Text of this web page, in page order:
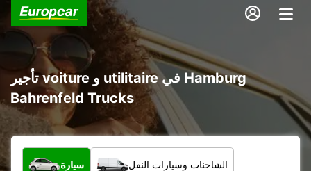
تأجير voiture و utilitaire في Hamburg
Bahrenfeld Trucks
ما نوع المركبة؟
سيارة الشاحنات وسيارات النقل